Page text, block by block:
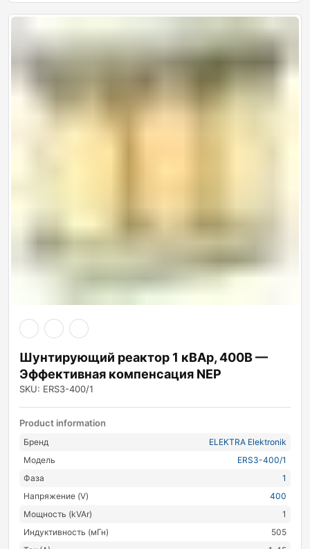
Шунтирующий реактор 1 кВАр, 400В —
Эффективная компенсация NEP
SKU: ERS3-400/1
Product information
Бренд
ELEKTRA Elektronik
Модель
ERS3-400/1
Фаза
1
Напряжение (V)
400
Мощность (kVAr)
1
Индуктивность (мГн)
505